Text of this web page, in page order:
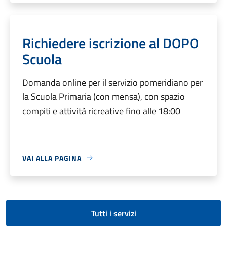
Richiedere iscrizione al DOPO
Scuola
Domanda online per il servizio pomeridiano per
la Scuola Primaria (con mensa), con spazio
compiti e attività ricreative fino alle 18:00
VAI ALLA PAGINA
Tutti i servizi